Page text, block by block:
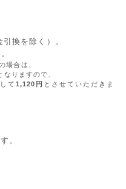
換を除く）。
場合は、
りますので、
て 1,120円 とさせていただきま
。